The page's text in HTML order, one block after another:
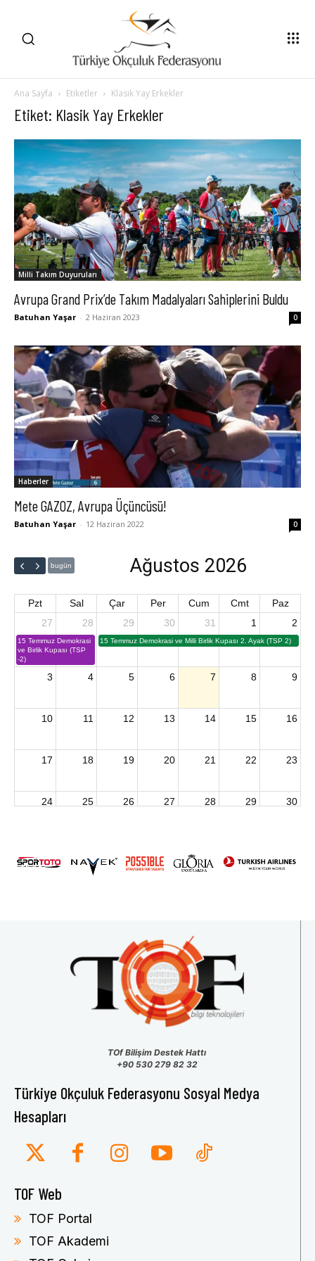
Ana Sayfa Etiketler Klasik Yay Erkekler
Etiket: Klasik Yay Erkekler
Milli Takım Duyuruları
Avrupa Grand Prix’de Takım Madalyaları Sahiplerini Buldu
Batuhan Yaşar - 2 Haziran 2023 0
Haberler
Mete GAZOZ, Avrupa Üçüncüsü!
Batuhan Yaşar - 12 Haziran 2022 0
bugün Ağustos 2026
Pzt Sal Çar Per Cum Cmt
Paz
27
15 Temmuz Demokrasi
ve Birlik Kupası (TSP
-2)
28 29
15 Temmuz Demokrasi ve Milli Birlik Kupası 2. Ayak (TSP 2)
30 31 1 2
3 4 5 6 7 8 9
10 11 12 13 14 15 16
17 18 19 20 21 22 23
24 25 26 27 28 29 30
TOf Bilişim Destek Hattı
+90 530 279 82 32
Türkiye Okçuluk Federasyonu Sosyal Medya
Hesapları
TOF Web
TOF Portal
TOF Akademi